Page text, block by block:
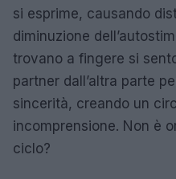
si esprime, causando
diminuzione
trovano a fingere si
partner dall’altra parte
sincerità, creando un
incomprensione. Non è
ciclo?